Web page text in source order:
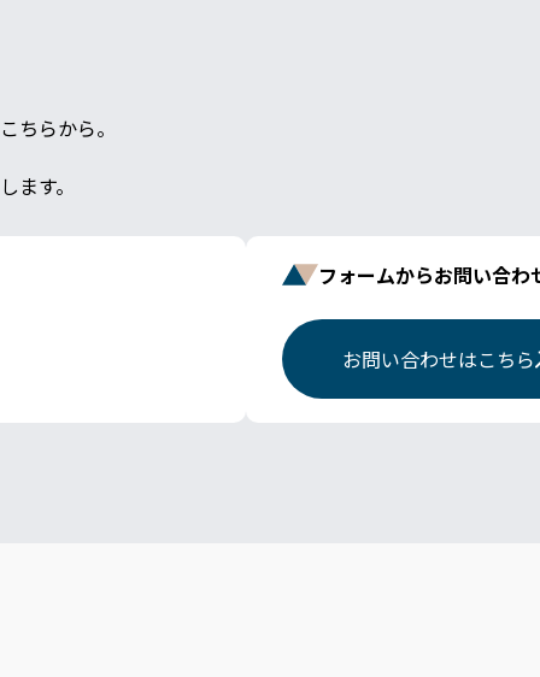
ちらから。
ます。
フォームからお問い合わ
お問い合わせはこちら